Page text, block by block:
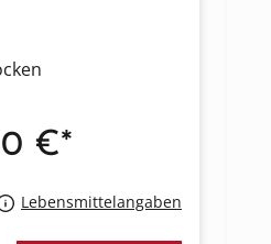
Lebensmittelangaben
€*